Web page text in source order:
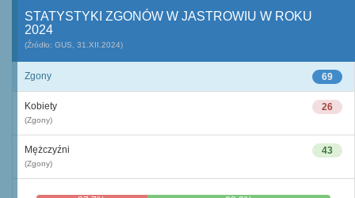
STATYSTYKI ZGONÓW W JASTROWIU W ROKU
2024
(Źródło: GUS, 31.XII.2024)
69
Zgony
26
Kobiety
(Zgony)
43
Mężczyźni
(Zgony)